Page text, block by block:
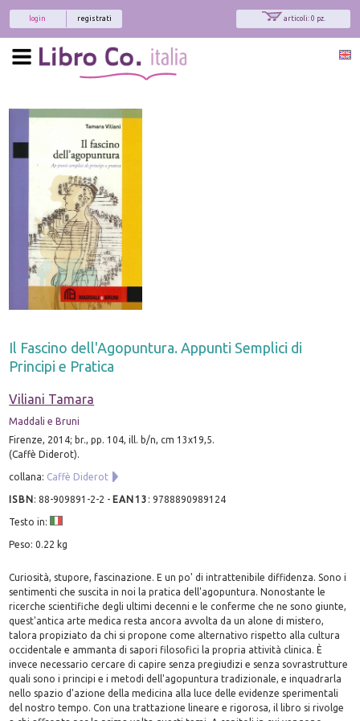
articoli: 0 pz.
registrati
login
Il Fascino dell'Agopuntura. Appunti Semplici di
Principi e Pratica
Viliani Tamara
Maddali e Bruni
Firenze, 2014; br., pp. 104, ill. b/n, cm 13x19,5.
(Caffè Diderot).
collana: Caffè Diderot
ISBN:88-909891-2-2 - EAN13 :9788890989124
Testo in:
Peso: 0.22 kg
Curiosità, stupore, fascinazione. E un po' di intrattenibile diffidenza. Sono i
sentimenti che suscita in noi la pratica dell'agopuntura. Nonostante le
ricerche scientifiche degli ultimi decenni e le conferme che ne sono giunte,
quest'antica arte medica resta ancora avvolta da un alone di mistero,
talora propiziato da chi si propone come alternativo rispetto alla cultura
occidentale e ammanta di sapori filosofici la propria attività clinica. È
invece necessario cercare di capire senza pregiudizi e senza sovrastrutture
quali sono i principi e i metodi dell'agopuntura tradizionale, e inquadrarla
nello spazio d'azione della medicina alla luce delle evidenze sperimentali
del nostro tempo. Con una trattazione lineare e rigorosa, il libro si rivolge